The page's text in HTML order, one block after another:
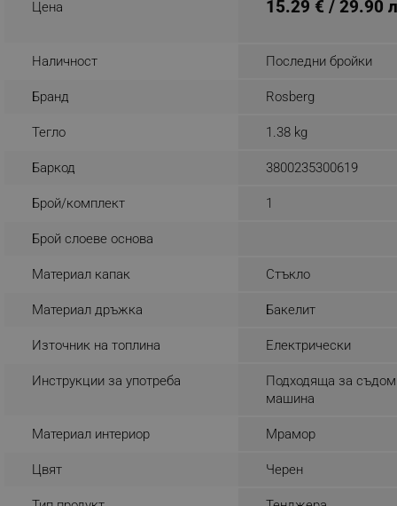
Цена 15.29 € / 29.90
Наличност Последни бройки
Бранд Rosberg
Тегло 1.38 kg
Баркод 3800235300619
Брой/комплект 1
Брой слоеве основа
Материал капак Стъкло
Материал дръжка Бакелит
Източник на топлина Електрически
Инструкции за употреба
Подходяща за
машина
Материал интериор Мрамор
Цвят Черен
_sgf_delayed_campaigns
_sgf_clicked_banners
_sgf_rq
rlv_h_fbp
rlv_p
rlv_s
rlv_e
rlv_h_profile